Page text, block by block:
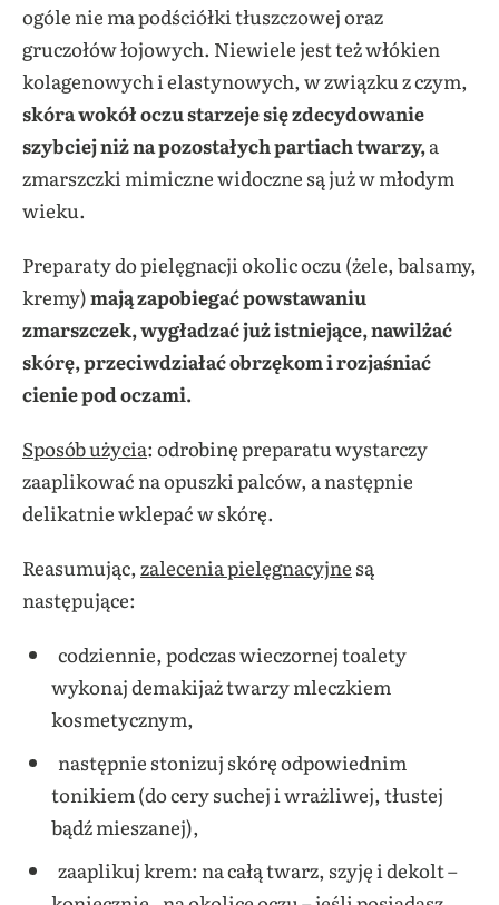
ogóle nie ma podściółki tłuszczowej oraz
gruczołów łojowych. Niewiele jest też włókien
kolagenowych i elastynowych, w związku z czym,
skóra wokół oczu starzeje się zdecydowanie
szybciej niż na pozostałych partiach twarzy,a
zmarszczki mimiczne widoczne są już w młodym
wieku.
Preparaty do pielęgnacji okolic oczu (żele, balsamy,
kremy)mają zapobiegać powstawaniu
zmarszczek, wygładzać już istniejące, nawilżać
skórę, przeciwdziałać obrzękom i rozjaśniać
cienie pod oczami.
Sposób użycia: odrobinę preparatu wystarczy
zaaplikować na opuszki palców, a następnie
delikatnie wklepać w skórę.
Reasumując,zalecenia pielęgnacyjne są
następujące:
codziennie, podczas wieczornej toalety
wykonaj demakijaż twarzy mleczkiem
kosmetycznym,
następnie stonizuj skórę odpowiednim
tonikiem (do cery suchej i wrażliwej, tłustej
bądź mieszanej),
zaaplikuj krem: na całą twarz, szyję i dekolt –